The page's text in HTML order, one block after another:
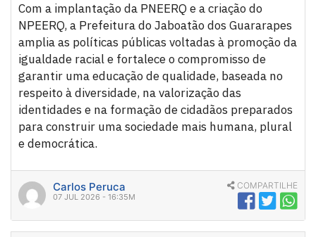
Com a implantação da PNEERQ e a criação do
NPEERQ, a Prefeitura do Jaboatão dos Guararapes
amplia as políticas públicas voltadas à promoção da
igualdade racial e fortalece o compromisso de
garantir uma educação de qualidade, baseada no
respeito à diversidade, na valorização das
identidades e na formação de cidadãos preparados
para construir uma sociedade mais humana, plural
e democrática.
Carlos Peruca
07 JUL 2026 - 16:35M
COMPARTILHE